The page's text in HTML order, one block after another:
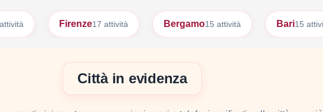
Firenze17 attività Bergamo15 attività Bari 15 attività
Città in evidenza